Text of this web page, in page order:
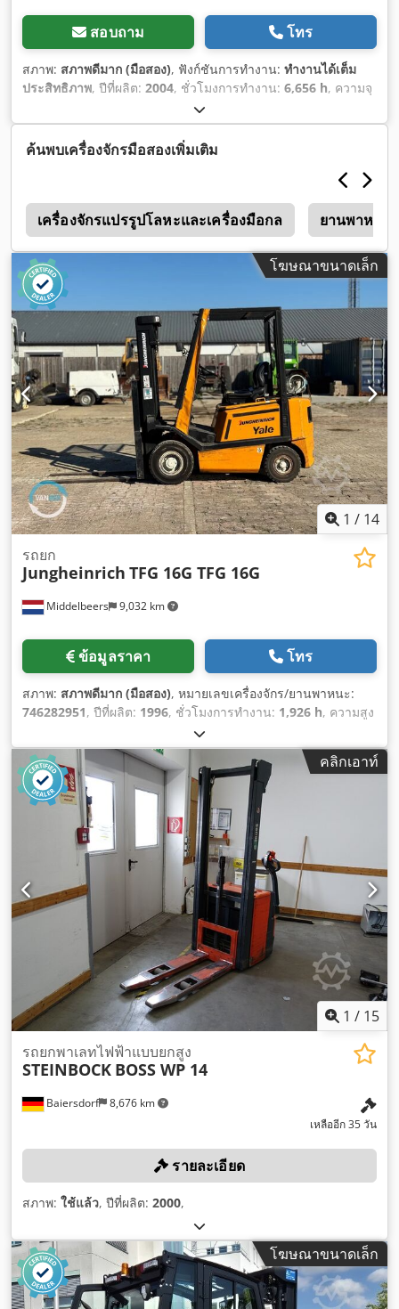
สอบถาม โทร
สภาพ: สภาพดีมาก (มือสอง), ฟังก์ชันการทำงาน: ทำงานได้เต็ม
ประสิทธิภาพ, ปีที่ผลิต: 2004, ชั่วโมงการทำงาน: 6,656 h, ความจุ
, ความสูงยก:
2,300 มม, ศูนย์รับน้ำหนัก:600 มม, ประเภทเชื้อเพลิง:แก๊ส,
ประเภทเสา:ทริเพล็กซ์, ความสูงอาคาร:
เปอร์เซ็นต์, ประเภทยางล้อหน้า:ยางตัน (สีดำ), ขนาดยางหน้า:
200/50-10, ประเภทยางหลัง:ยางตัน (สีดำ), ขนาดยางหลัง:
27X10-12, น้ำหนักรวม:9,800 กก., น้ำหนักเปล่า:5,800 กก.,
ความสูงรวม:2,400 มม, ความยาวทั้งหมด:2,000 มม, ความกว้าง
ทั้งหมด:2,250 มม
การเลื่อนข้าง, ขับเคลื่อนทุก
ล้อ, งาสำหรับยกพาเลท, ห้องโดยสาร, เครื่องหมาย CE, ไฟส่อง
สว่าง,
ค้นพบเครื่องจักรมือสองเพิ่มเติม
เครื่องจักรแปรรูปโลหะและเครื่องมือกล ยานพาหนะ
โฆษณาขนาดเล็ก
1 / 14
Middelbeers 9,032 km
รถยก
Jungheinrich TFG 16G TFG 16G
ข้อมูลราคา โทร
สภาพ: สภาพดีมาก (มือสอง), หมายเลขเครื่องจักร/ยานพาหนะ:
746282951, ปีที่ผลิต: 1996, ชั่วโมงการทำงาน: 1,926 h, ความสูง
ทริเพล็กซ์
คลิกเอาท์
1 / 15
Baiersdorf 8,676 km
รถยกพาเลทไฟฟ้าแบบยกสูง
STEINBOCK BOSS WP 14
เหลืออีก 35 วัน
รายละเอียด
สภาพ: ใช้แล้ว, ปีที่ผลิต: 2000,
โฆษณาขนาดเล็ก